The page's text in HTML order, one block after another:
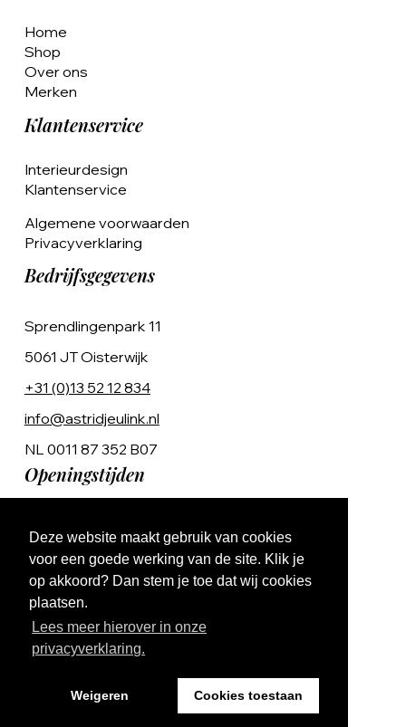
Deze website maakt gebruik van cookies
voor een goede werking van de site. Klik je
op akkoord? Dan stem je toe dat wij cookies
plaatsen.
Lees meer hierover in onze
privacyverklaring.
Weigeren Cookies toestaan
Home
Shop
Over ons
Merken
Klantenservice
Interieurdesign
Klantenservice
Algemene voorwaarden
Privacyverklaring
Bedrijfsgegevens
Sprendlingenpark 11
5061 JT Oisterwijk
+31 (0)13 52 12 834
info@astridjeulink.nl
NL 0011 87 352 B07
Openingstijden
Ma t/m Vr 9:00 - 17:00